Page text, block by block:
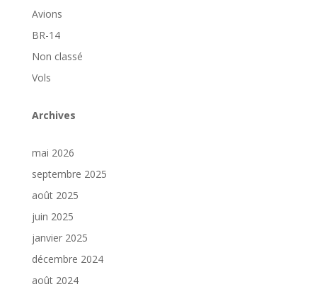
Avions
BR-14
Non classé
Vols
Archives
mai 2026
septembre 2025
août 2025
juin 2025
janvier 2025
décembre 2024
août 2024